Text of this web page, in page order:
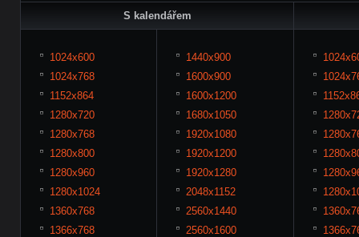
S kalendářem
1024x600
1024x768
1152x864
1280x720
1280x768
1280x800
1280x960
1280x1024
1360x768
1366x768
1440x900
1600x900
1600x1200
1680x1050
1920x1080
1920x1200
1920x1280
2048x1152
2560x1440
2560x1600